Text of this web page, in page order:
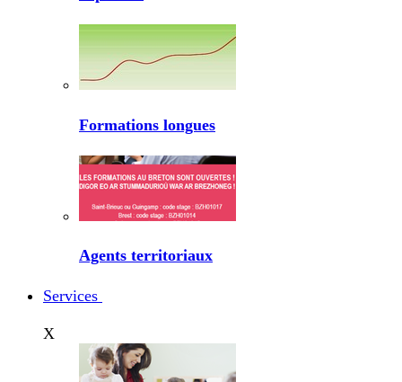
Formations longues
Agents territoriaux
Services
X